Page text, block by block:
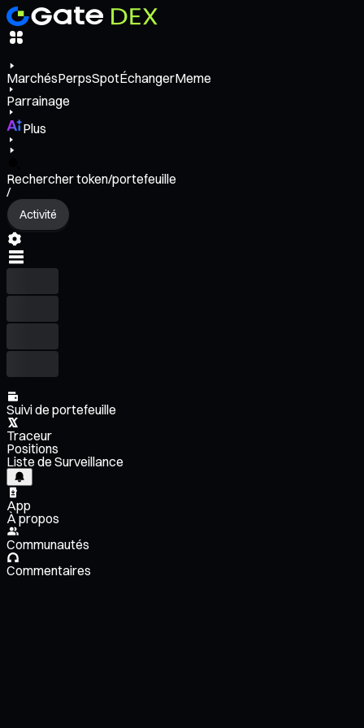
MarchésPerpsSpotÉchangerMeme
Parrainage
Plus
Rechercher token/portefeuille
/
Activité
Suivi de portefeuille
Traceur
Positions
Liste de Surveillance
App
À propos
Communautés
Commentaires